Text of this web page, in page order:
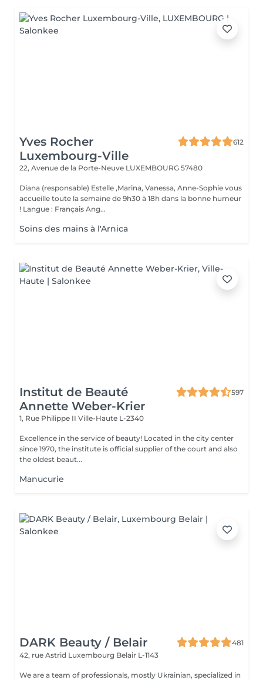
Yves Rocher
Luxembourg-Ville
612
22, Avenue de la Porte-Neuve LUXEMBOURG 57480
Diana (responsable) Estelle ,Marina, Vanessa, Anne-Sophie vous
accueille toute la semaine de 9h30 à 18h dans la bonne humeur
! Langue : Français Ang...
Soins des mains à l'Arnica
Institut de Beauté
Annette Weber-Krier
597
1, Rue Philippe II Ville-Haute L-2340
Excellence in the service of beauty! Located in the city center
since 1970, the institute is official supplier of the court and also
the oldest beaut...
Manucurie
DARK Beauty / Belair
481
42, rue Astrid Luxembourg Belair L-1143
We are a team of professionals, mostly Ukrainian, specialized in